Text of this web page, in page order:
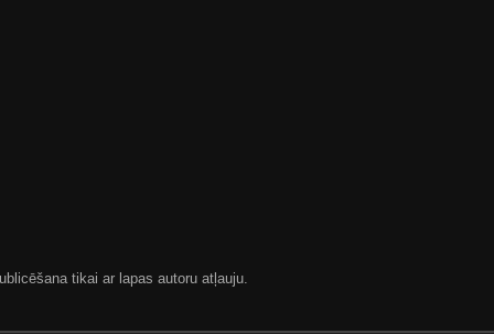
tikai ar lapas autoru atļauju.